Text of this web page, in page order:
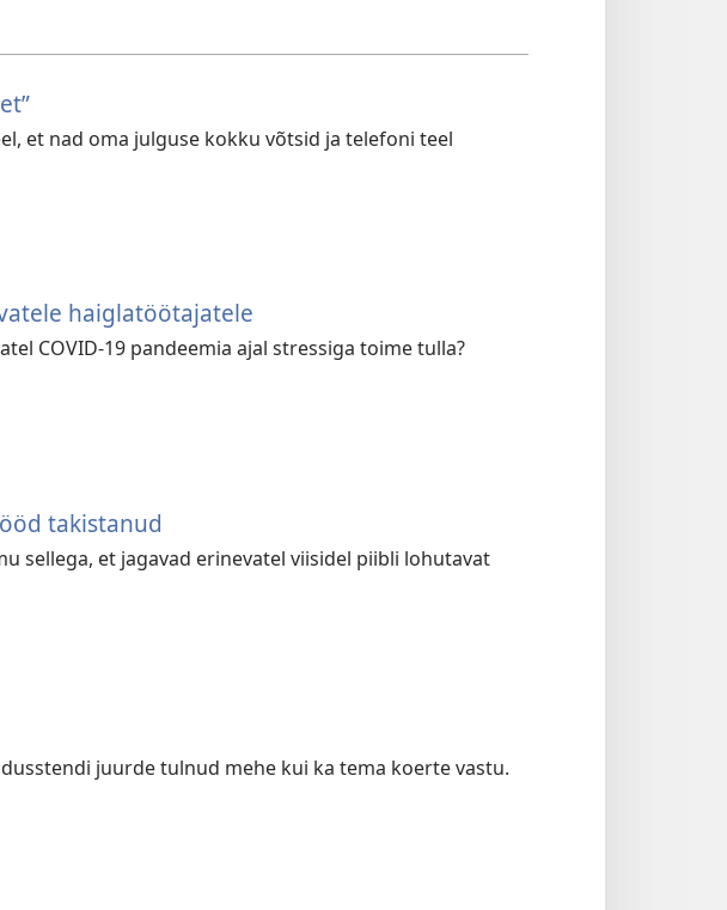
et nad oma julguse kokku võtsid ja telefoni teel
haiglatöötajatele
COVID-19 pandeemia ajal stressiga toime tulla?
takistanud
sellega, et jagavad erinevatel viisidel piibli lohutavat
juurde tulnud mehe kui ka tema koerte vastu.